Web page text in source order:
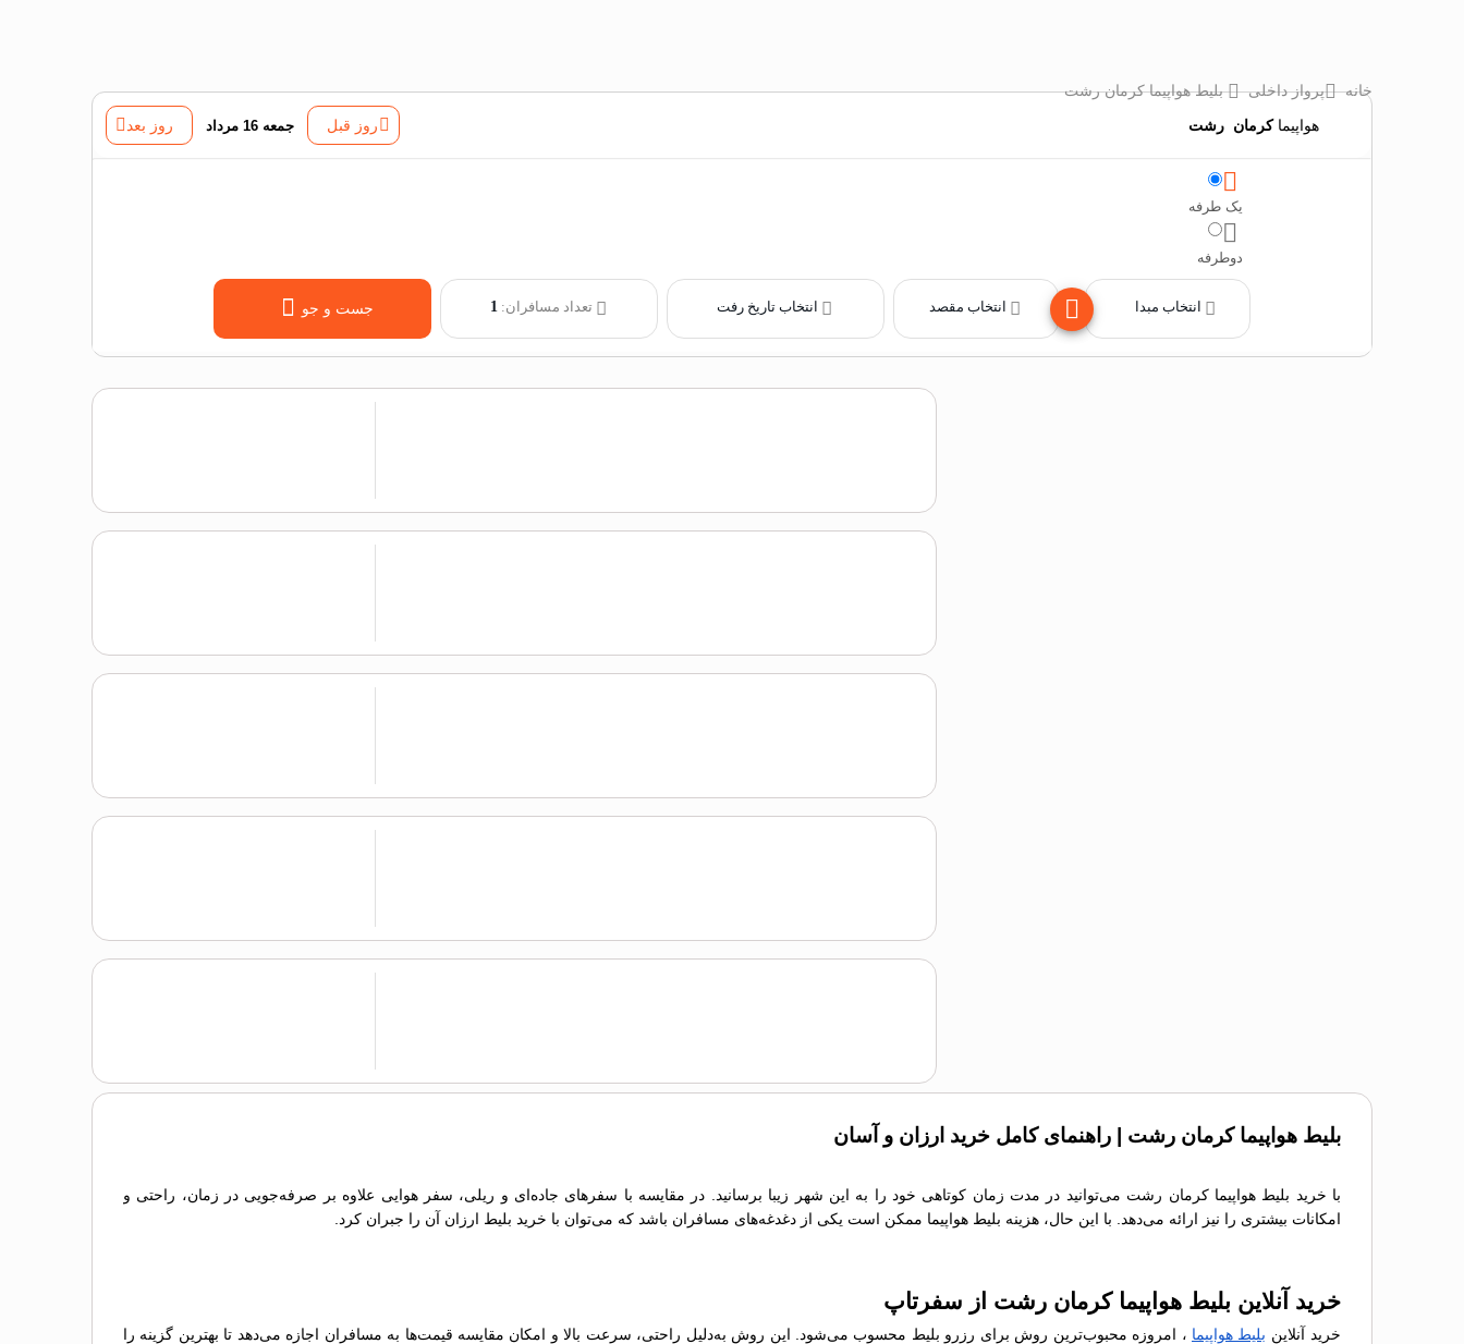
خانه پرواز داخلی
بلیط هواپیما کرمان رشت
هواپیماکرمان رشت روز قبل جمعه 16 مرداد روز بعد
یک طرفه
دوطرفه
انتخاب مبدا انتخاب مقصد تعداد مسافران:1 جست و جو
بلیط هواپیما کرمان رشت | راهنمای کامل خرید ارزان و آسان
با خرید بلیط هواپیما کرمان رشت می‌توانید در مدت زمان کوتاهی خود را به این شهر زیبا برسانید. در مقایسه با سفرهای جاده‌ای و ریلی، سفر هوایی علاوه بر صرفه‌جویی در زمان، راحتی و
امکانات بیشتری را نیز ارائه می‌دهد. با این حال، هزینه بلیط هواپیما ممکن است یکی از دغدغه‌های مسافران باشد که می‌توان با خرید بلیط ارزان آن را جبران کرد.
خرید آنلاین بلیط هواپیما کرمان رشت از سفرتاپ
خرید آنلاین بلیط هواپیما ، امروزه محبوب‌ترین روش برای رزرو بلیط محسوب می‌شود. این روش به‌دلیل راحتی، سرعت بالا و امکان مقایسه قیمت‌ها به مسافران اجازه می‌دهد تا بهترین گزینه را